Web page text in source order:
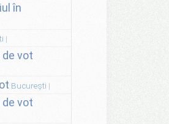
în
vot
București
vot